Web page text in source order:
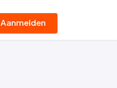
Aanmelden